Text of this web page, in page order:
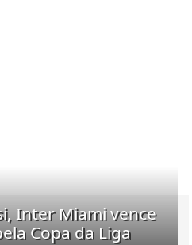
Inter Miami vence
Copa da Liga